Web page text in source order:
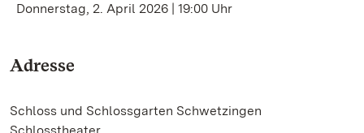
Donnerstag, 2. April 2026 | 19:00 Uhr
Adresse
Schloss und Schlossgarten Schwetzingen